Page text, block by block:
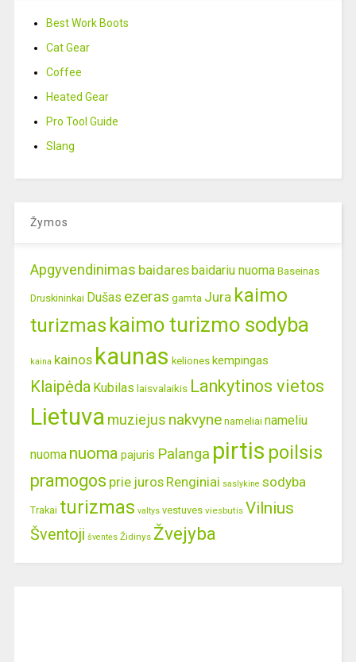
Best Work Boots
Cat Gear
Coffee
Heated Gear
Pro Tool Guide
Slang
Žymos
Apgyvendinimas baidaresbaidariu nuoma Baseinas
Druskininkai Dušas ezeras gamta Jura kaimo
turizmas kaimo turizmo sodyba
kaina kainos kaunas keliones kempingas
Klaipėda Kubilas laisvalaikis Lankytinos vietos
Lietuva muziejus nakvyne nameliai nameliu
nuoma nuoma pajuris Palanga pirtis poilsis
pramogos prie juros Renginiai saslykine sodyba
Trakai turizmas valtys vestuves viesbutis Vilnius
Šventoji šventės Židinys Žvejyba